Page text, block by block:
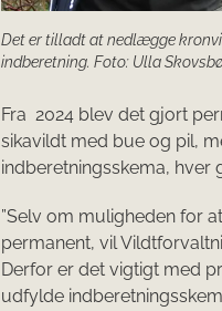
Det er tilladt at nedlægge
indberetning. Foto: Ulla
Fra 2024 blev det gjort
sikavildt med bue og pil,
indberetningsskema, hver
”Selv om muligheden for
permanent, vil
Derfor er det vigtigt med
udfylde